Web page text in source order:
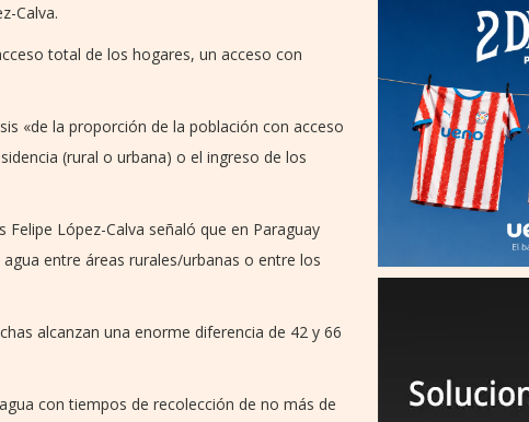
Calva.
total de los hogares, un acceso con
«de la proporción de la población con acceso
(rural o urbana) o el ingreso de los
Felipe López-Calva señaló que en Paraguay
entre áreas rurales/urbanas o entre los
alcanzan una enorme diferencia de 42 y 66
con tiempos de recolección de no más de